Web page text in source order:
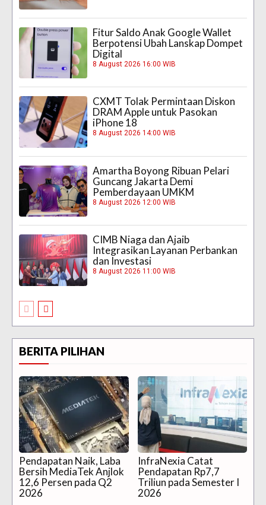
Fitur Saldo Anak Google Wallet
Berpotensi Ubah Lanskap Dompet
Digital
8 August 2026 16:00 WIB
CXMT Tolak Permintaan Diskon
DRAM Apple untuk Pasokan
iPhone 18
8 August 2026 14:00 WIB
Amartha Boyong Ribuan Pelari
Guncang Jakarta Demi
Pemberdayaan UMKM
8 August 2026 12:00 WIB
CIMB Niaga dan Ajaib
Integrasikan Layanan Perbankan
dan Investasi
8 August 2026 11:00 WIB
BERITA PILIHAN
Pendapatan Naik, Laba
Bersih MediaTek Anjlok
12,6 Persen pada Q2
2026
InfraNexia Catat
Pendapatan Rp7,7
Triliun pada Semester I
2026